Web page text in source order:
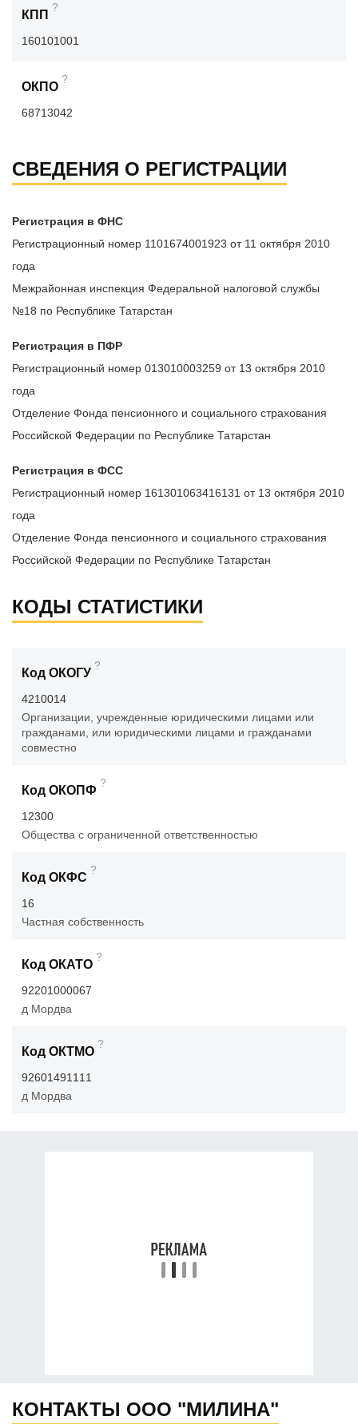
КПП
?
160101001
ОКПО
?
68713042
СВЕДЕНИЯ О РЕГИСТРАЦИИ
Регистрация в ФНС
Регистрационный номер 1101674001923 от 11 октября 2010
года
Межрайонная инспекция Федеральной налоговой службы
№18 по Республике Татарстан
Регистрация в ПФР
Регистрационный номер 013010003259 от 13 октября 2010
года
Отделение Фонда пенсионного и социального страхования
Российской Федерации по Республике Татарстан
Регистрация в ФСС
Регистрационный номер 161301063416131 от 13 октября 2010
года
Отделение Фонда пенсионного и социального страхования
Российской Федерации по Республике Татарстан
КОДЫ СТАТИСТИКИ
Код ОКОГУ
?
4210014
Организации, учрежденные юридическими лицами или
гражданами, или юридическими лицами и гражданами
совместно
Код ОКОПФ
?
12300
Общества с ограниченной ответственностью
Код ОКФС
?
16
Частная собственность
Код ОКАТО
?
92201000067
д Мордва
Код ОКТМО
?
92601491111
д Мордва
КОНТАКТЫ ООО "МИЛИНА"